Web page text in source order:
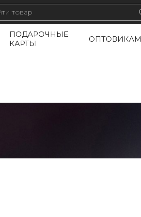
ПОДАРОЧНЫЕ
КАРТЫ
ОПТОВИКАМ